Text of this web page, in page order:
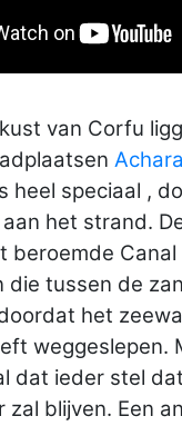
van Corfu
heel speciaal ,
het strand.
Canal
die tussen de
het
weggeslepen.
dat ieder stel
zal blijven. Een